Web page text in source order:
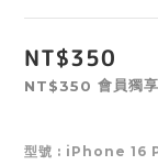
NT$350
NT$350 會員獨享
型號 : iPhone 16